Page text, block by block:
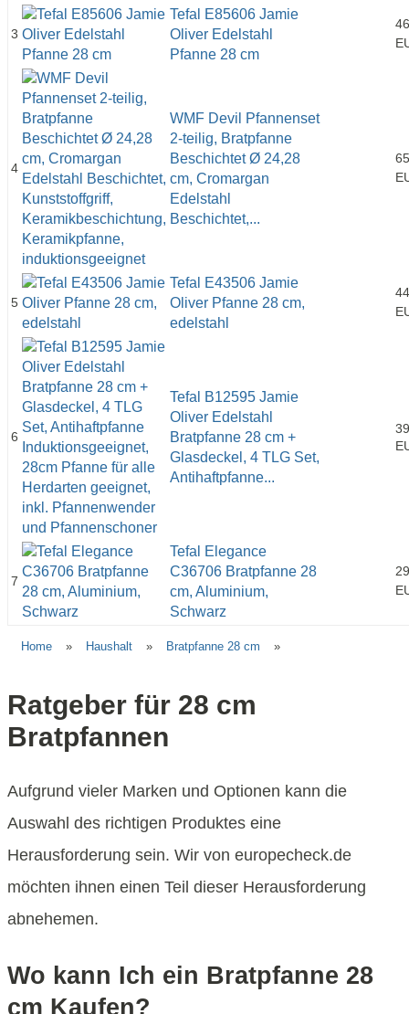
3
Tefal E85606 Jamie
Oliver Edelstahl
Pfanne 28 cm
4
WMF Devil Pfannenset
2-teilig, Bratpfanne
Beschichtet Ø 24,28
cm, Cromargan
Edelstahl
Beschichtet,...
5
Tefal E43506 Jamie
Oliver Pfanne 28 cm,
edelstahl
6
Tefal B12595 Jamie
Oliver Edelstahl
Bratpfanne 28 cm +
Glasdeckel, 4 TLG Set,
Antihaftpfanne...
7
Tefal Elegance
C36706 Bratpfanne 28
cm, Aluminium,
Schwarz
Home » Haushalt » Bratpfanne 28 cm »
Ratgeber für 28 cm
Bratpfannen
Aufgrund vieler Marken und Optionen kann die
Auswahl des richtigen Produktes eine
Herausforderung sein. Wir von europecheck.de
möchten ihnen einen Teil dieser Herausforderung
abnehemen.
Wo kann Ich ein Bratpfanne 28
cm Kaufen?